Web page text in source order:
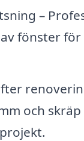
–
fönster
och